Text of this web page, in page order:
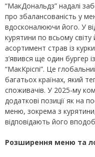
“МакДональдз” надалі
про збалансованість у
вдосконалюючи його. У
курятини по всьому світу
асортимент страв із
з’явився ще один бургер
“МакКріспі”. Це
багатьох країнах, який
споживачів. У 2025-му
додаткові позиції як на
меню, зокрема з
відповідають його
Розширення меню та